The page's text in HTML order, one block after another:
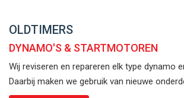
OLDTIMERS
DYNAMO'S & STARTMOTOREN
Wij reviseren en repareren elk type dynamo
Daarbij maken we gebruik van nieuwe